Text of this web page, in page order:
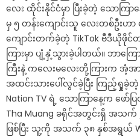
လေး ထိုင်းနိုင်ငံမှာ ပြီးခဲ့တဲ့ သောကြ
မှ ၅ တန်းကျောင်းသူ လေးတစ်ဦးဟာ
ကျောင်းတက်ခဲ့တဲ့ TikTok ဗီဒီယို
ကြားမှာ ပျံ့နှံ့သွားခဲ့ပါတယ်။ ဘာ
ကြီးနဲ့ ကလေးမလေးတို့ကြားက အံ့အာ
အထင်းသားပေါ်လွင်ခဲ့ပြီး ကြည့်ရှုခဲ့
Nation TV ရဲ့ သောကြာနေ့က ဖော်ပ
Tha Muang ခရိုင်အတွင်းရှိ အသက်
ဖြစ်ပြီး သူ့ကို အသက် ၃၈ နှစ်အရွယ်